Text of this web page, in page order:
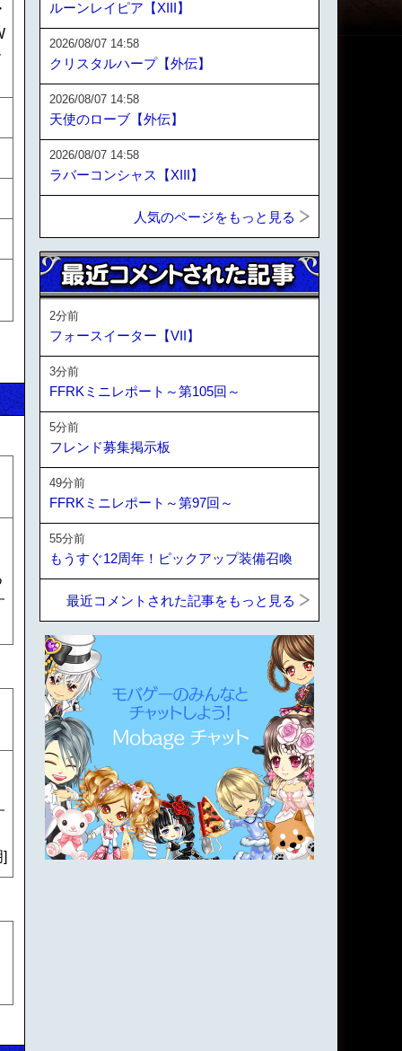
ルーンレイピア【XIII】
2026/08/07 14:58
クリスタルハープ【外伝】
2026/08/07 14:58
天使のローブ【外伝】
2026/08/07 14:58
ラバーコンシャス【XIII】
人気のページをもっと見る
2分前
フォースイーター【VII】
3分前
FFRKミニレポート～第105回～
5分前
フレンド募集掲示板
49分前
FFRKミニレポート～第97回～
55分前
もうすぐ12周年！ピックアップ装備召喚
最近コメントされた記事をもっと見る